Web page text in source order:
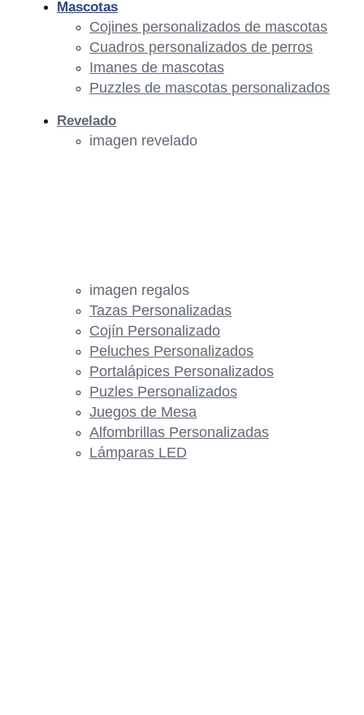
imagen regalos
Tazas Personalizadas
Cojín Personalizado
Peluches Personalizados
Portalápices Personalizados
Puzles Personalizados
Juegos de Mesa
Alfombrillas Personalizadas
Lámparas LED
Mascotas
Cojines personalizados de mascotas
Cuadros personalizados de perros
Imanes de mascotas
Puzzles de mascotas personalizados
Revelado
imagen revelado